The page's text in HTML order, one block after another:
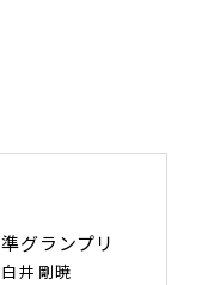
準グランプリ
白井 剛暁